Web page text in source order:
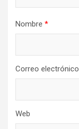
Nombre *
Correo electrónico
Web